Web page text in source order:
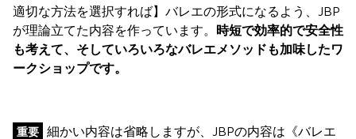
適切な方法を選択すれば】バレエの形式になるよう、JBP
が理論立てた内容を作っています。 時短で効率的で安全性
も考えて、そしていろいろなバレエメソッドも加味したワ
ークショップです。
重要 細かい内容は省略しますが、JBPの内容は《バレエ